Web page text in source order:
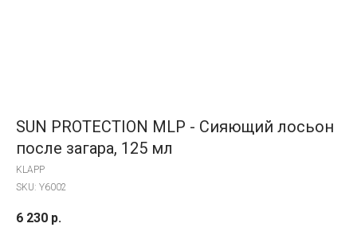
SUN PROTECTION MLP - Сияющий лосьон
после загара, 125 мл
KLAPP
SKU: Y6002
6 230 р.